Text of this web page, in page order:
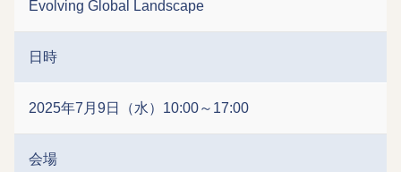
Evolving Global Landscape
日時
2025年7月9日（水）10:00～17:00
会場